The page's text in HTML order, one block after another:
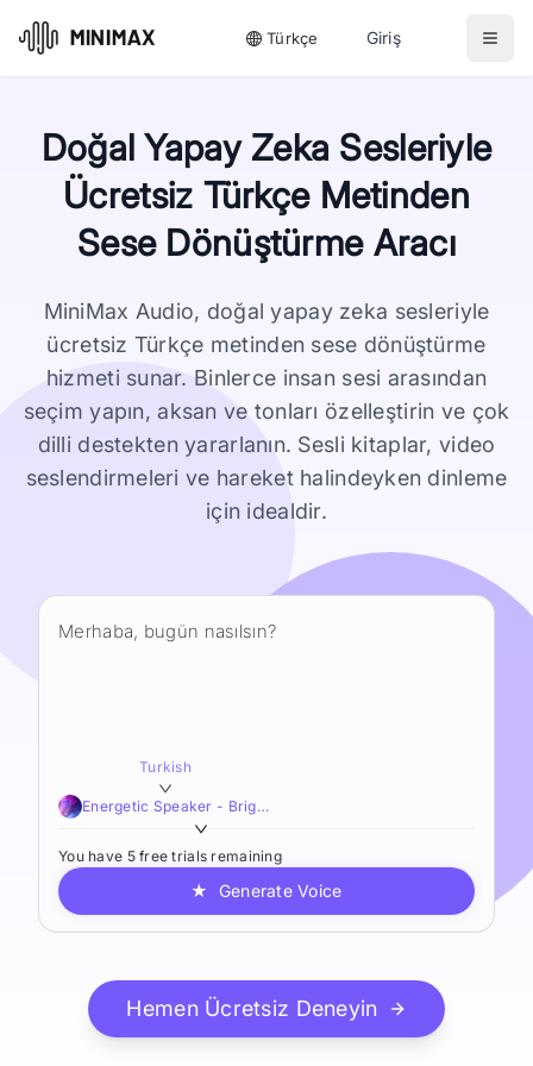
Türkçe Giriş
Doğal Yapay Zeka Sesleriyle
Ücretsiz Türkçe Metinden
Sese Dönüştürme Aracı
MiniMax Audio, doğal yapay zeka sesleriyle
ücretsiz Türkçe metinden sese dönüştürme
hizmeti sunar. Binlerce insan sesi arasından
seçim yapın, aksan ve tonları özelleştirin ve çok
dilli destekten yararlanın. Sesli kitaplar, video
seslendirmeleri ve hareket halindeyken dinleme
için idealdir.
Turkish
Energetic Speaker - Bright,Lucid,Brisk
You have 5 free trials remaining
★ Generate Voice
Hemen Ücretsiz Deneyin